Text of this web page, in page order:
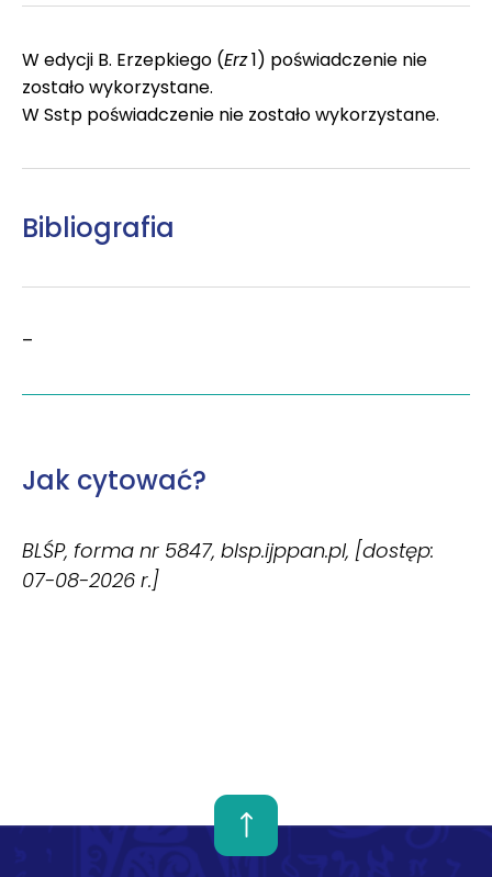
W edycji B. Erzepkiego (Erz1) poświadczenie nie
zostało wykorzystane.
W Sstp poświadczenie nie zostało wykorzystane.
Bibliografia
–
Jak cytować?
BLŚP, forma nr 5847, blsp.ijppan.pl, [dostęp:
07-08-2026 r.]